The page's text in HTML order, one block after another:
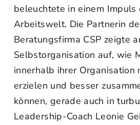
beleuchtete in einem
Arbeitswelt. Die Partnerin
Beratungsfirma CSP zeigte
Selbstorganisation auf, wie
innerhalb ihrer Organisation
erzielen und besser
können, gerade auch in
Leadership-Coach Leonie